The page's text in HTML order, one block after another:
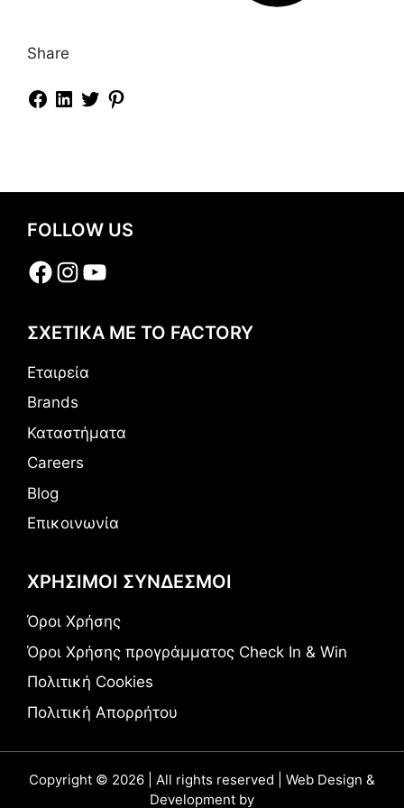
Share
FOLLOW US
Facebook
Instagram
YouTube
ΣΧΕΤΙΚΑ ΜΕ ΤΟ FACTORY
Εταιρεία
Brands
Καταστήματα
Careers
Blog
Επικοινωνία
ΧΡΗΣΙΜΟΙ ΣΥΝΔΕΣΜΟΙ
Όροι Χρήσης
Όροι Χρήσης προγράμματος Check In & Win
Πολιτική Cookies
Πολιτική Απορρήτου
Copyright © 2026 | All rights reserved | Web Design &
Development by